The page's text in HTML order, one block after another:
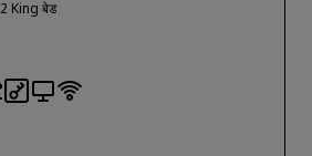
2 King बेड